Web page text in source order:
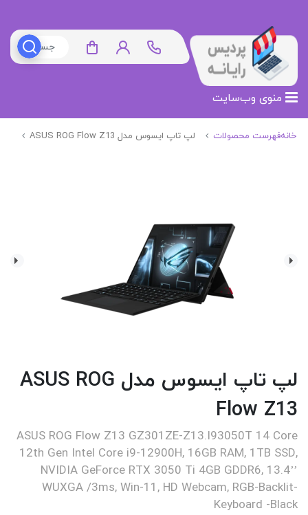
خانهفهرست محصولات لپ تاپ ایسوس مدل ASUS ROG Flow Z13
لپ تاپ ایسوس مدل ASUS ROG
Flow Z13
ASUS ROG Flow Z13 GZ301ZE-Z13.I93050T 14 Core
12th Gen Intel Core i9-12900H, 16GB RAM, 1TB SSD,
NVIDIA GeForce RTX 3050 Ti 4GB GDDR6, 13.4’’
WUXGA /3ms, Win-11, HD Webcam, RGB-Backlit-
Keyboard -Black